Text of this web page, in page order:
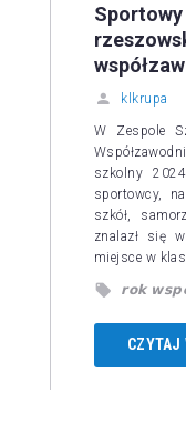
klkrupa
W Zespole
szkolny
sportowcy,
szkół,
znalazł się
miejsce w
𝗿𝗼𝗸
CZYTAJ